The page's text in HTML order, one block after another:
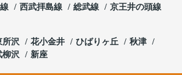
西武拝島線 総武線 京王井の頭線
所沢 花小金井 ひばりヶ丘
秋津
柳沢 新座